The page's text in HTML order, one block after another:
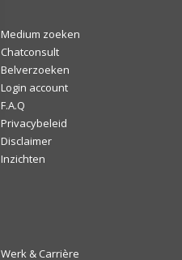
Medium zoeken
Chatconsult
Belverzoeken
Login account
F.A.Q
Privacybeleid
Disclaimer
Inzichten
Werk & Carrière